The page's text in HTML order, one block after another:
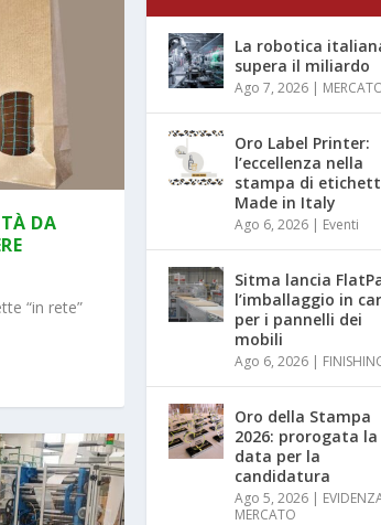
DA
“in rete”
La robotica
supera il miliardo
Ago 7, 2026 |
Oro Label Printer:
l’eccellenza nella
stampa di
Made in Italy
Ago 6, 2026 | Eventi
Sitma lancia
l’imballaggio in
per i pannelli dei
mobili
Ago 6, 2026 |
Oro della Stampa
2026: prorogata la
data per la
candidatura
Ago 5, 2026 |
MERCATO